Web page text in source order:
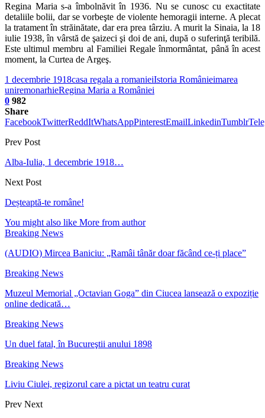
Regina Maria s-a îmbolnăvit în 1936. Nu se cunosc cu exactitate
detaliile bolii, dar se vorbeşte de violente hemoragii interne. A plecat
la tratament în străinătate, dar era prea târziu. A murit la Sinaia, la 18
iulie 1938, în vârstă de şaizeci şi doi de ani, după o suferinţă teribilă.
Este ultimul membru al Familiei Regale înmormântat, până în acest
moment, la Curtea de Argeş.
1 decembrie 1918casa regala a romanieiIstoria Românieimarea
uniremonarhieRegina Maria a României
0 982
Share
FacebookTwitterReddItWhatsAppPinterestEmailLinkedinTumblr
Prev Post
Alba-Iulia, 1 decembrie 1918…
Next Post
Deșteaptă-te române!
You might also like More from author
Breaking News
(AUDIO) Mircea Baniciu: „Ramâi tânăr doar făcând ce-ți place”
Breaking News
Muzeul Memorial „Octavian Goga” din Ciucea lansează o expoziție
online dedicată…
Breaking News
Un duel fatal, în Bucureştii anului 1898
Breaking News
Liviu Ciulei, regizorul care a pictat un teatru curat
Prev Next